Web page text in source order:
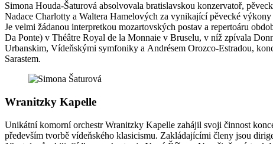
Simona Houda-Šaturová absolvovala bratislavskou konzervatoř,
Nadace Charlotty a Waltera Hamelových za vynikající pěvecké
Je velmi žádanou interpretkou mozartovských postav a repertoáru
Da Ponte) v Théâtre Royal de la Monnaie v Bruselu, v níž zpívala
Urbanskim, Vídeňskými symfoniky a Andrésem Orozco-Estradou,
Sarastem.
Wranitzky Kapelle
Unikátní komorní orchestr Wranitzky Kapelle zahájil svoji činnost
především tvorbě vídeňského klasicismu. Zakládajícími členy jsou